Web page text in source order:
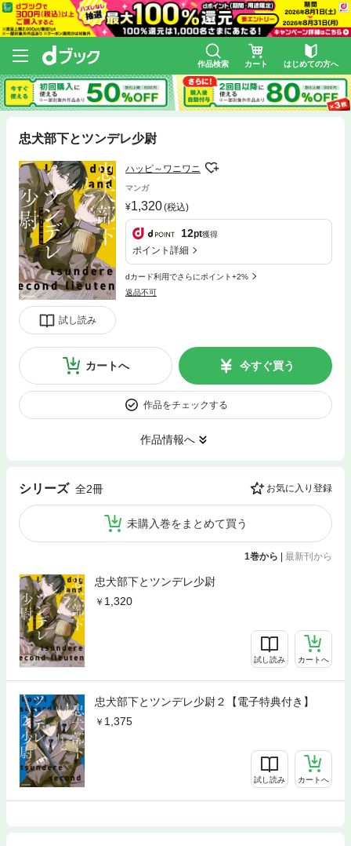
作品検索 カート はじめての方へ
忠犬部下とツンデレ少尉
試し読み
ハッピ～ワニワニ
マンガ
1,320(税込)
12pt獲得
ポイント詳細
dカード利用でさらにポイント+2%
返品不可
カートへ 今すぐ買う
作品をチェックする
作品情報へ
シリーズ 全2冊 お気に入り登録
未購入巻をまとめて買う
1巻から | 最新刊から
忠犬部下とツンデレ少尉
1,320
試し読み カートへ
忠犬部下とツンデレ少尉２【電子特典付き】
1,375
試し読み カートへ